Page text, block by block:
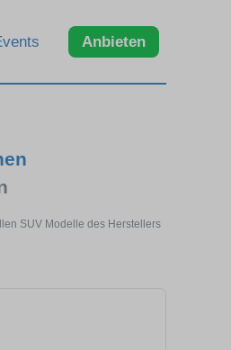
Anbieten
SUV Modelle des Herstellers